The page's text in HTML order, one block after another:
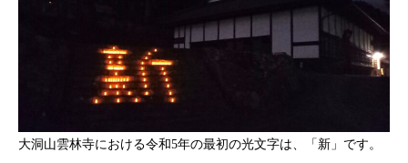
大洞山雲林寺における令和5年の最初の光文字は、「新」です。